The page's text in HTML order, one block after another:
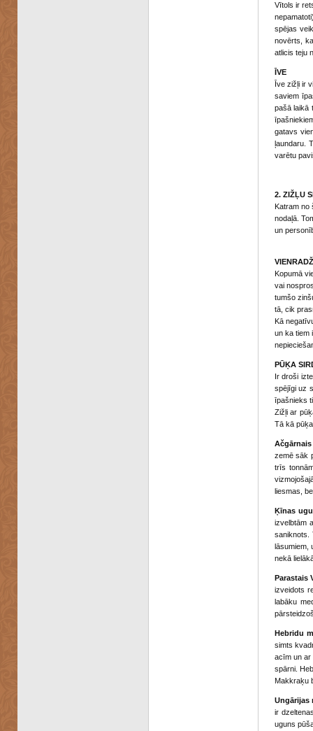
Vītols ir
spējas
novērts,
atlicis teju
ĪVE
Īve zižļi ir
saviem
pašā laikā
gatavs
ļaundaru.
varētu
2. ZIŽĻU
Katram no
nodaļā.
un
Kopumā
vai
tumšo
tā, cik
Kā
un ka tiem
PŪĶA
Ir droši
spējīgi uz
īpašnieks
Zižļi ar
Tā kā
zemē sāk
trīs
liesmas,
Ķīnas
izvelbtām
saniknots.
lāsumiem,
nekā
Parastais
izveidots
labāku
Hebridu
simts
acīm un ar
spārni.
Makkraķu
Ungārijas
ir
uguns